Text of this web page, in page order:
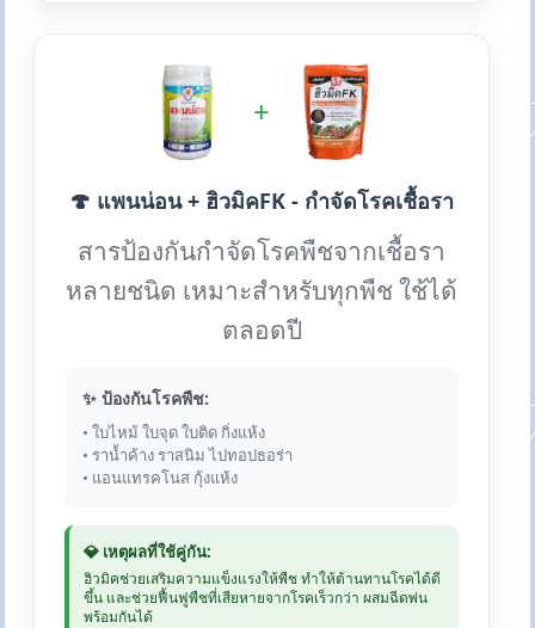
+
🍄 แพนน่อน + ฮิวมิคFK - กำจัดโรคเชื้อรา
สารป้องกันกำจัดโรคพืชจากเชื้อรา
หลายชนิด เหมาะสำหรับทุกพืช ใช้ได้
ตลอดปี
✨ ป้องกันโรคพืช:
• ใบไหม้ ใบจุด ใบติด กิ่งแห้ง
• ราน้ำค้าง ราสนิม ไปทอปธอร่า
• แอนแทรคโนส กุ้งแห้ง
💎 เหตุผลที่ใช้คู่กัน:
ฮิวมิคช่วยเสริมความแข็งแรงให้พืช ทำให้ต้านทานโรคได้ดี
ขึ้น และช่วยฟื้นฟูพืชที่เสียหายจากโรคเร็วกว่า ผสมฉีดพ่น
พร้อมกันได้